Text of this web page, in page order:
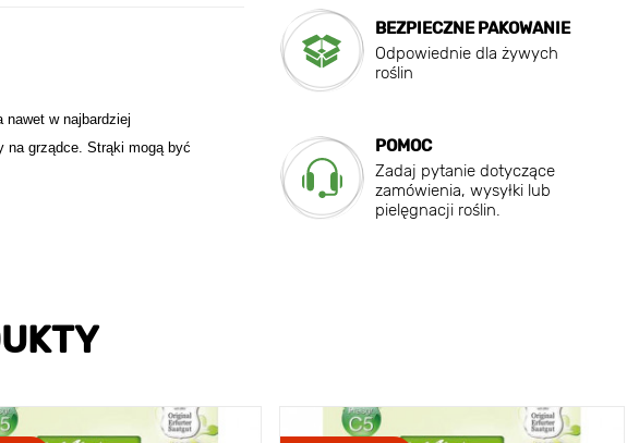
nawet w najbardziej
na grządce. Strąki mogą być
BEZPIECZNE PAKOWANIE
Odpowiednie dla żywych
roślin
POMOC
Zadaj pytanie dotyczące
zamówienia, wysyłki lub
pielęgnacji roślin.